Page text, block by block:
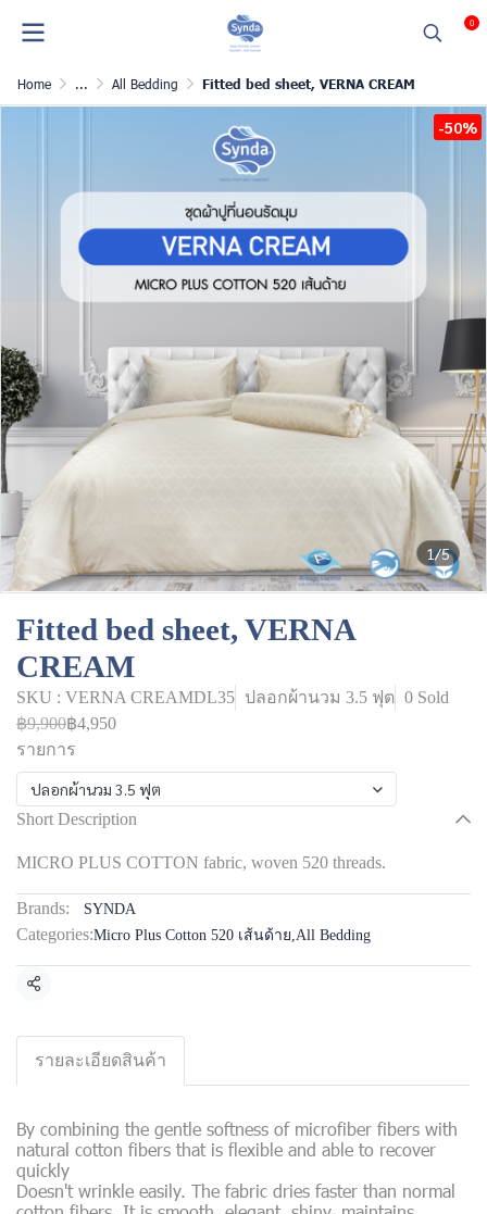
0
Home ... All Bedding Fitted bed sheet, VERNA CREAM
1/5
-50%
Fitted bed sheet, VERNA
CREAM
SKU : VERNA CREAMDL35 ปลอกผ้านวม 3.5 ฟุต 0 Sold
฿9,900฿4,950
รายการ
ปลอกผ้านวม 3.5 ฟุต
Short Description
MICRO PLUS COTTON fabric, woven 520 threads.
Brands: SYNDA
Categories:Micro Plus Cotton 520 เส้นด้าย,All Bedding
Share
รายละเอียดสินค้า
By combining the gentle softness of microfiber fibers with
natural cotton fibers that is flexible and able to recover
quickly
Doesn't wrinkle easily. The fabric dries faster than normal